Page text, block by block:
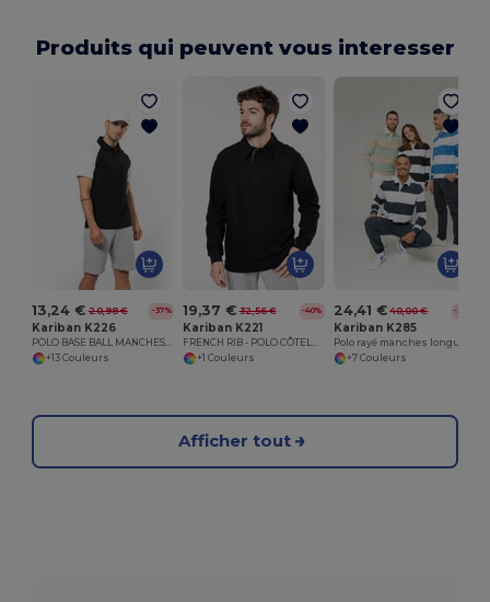
Produits qui peuvent vous interesser
13,24 € 20,98 € -37%
Kariban K226
+13 Couleurs
19,37 € 32,56 € -40%
Kariban K221
+1 Couleurs
24,41 € 40,00 € -39%
Kariban K285
+7 Couleurs
Afficher tout